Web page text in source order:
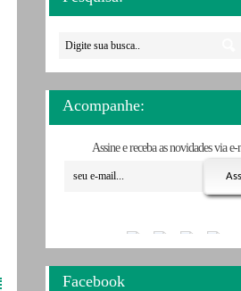
Acompanhe:
Assine e receba as novidades via
Facebook